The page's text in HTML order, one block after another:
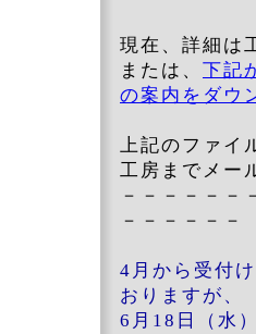
現在、詳細は
または、 下記
の案内をダウ
上記のファイ
工房までメー
－－－－－－
－－－－－－
4月から受付
おりますが、
6月18日（水